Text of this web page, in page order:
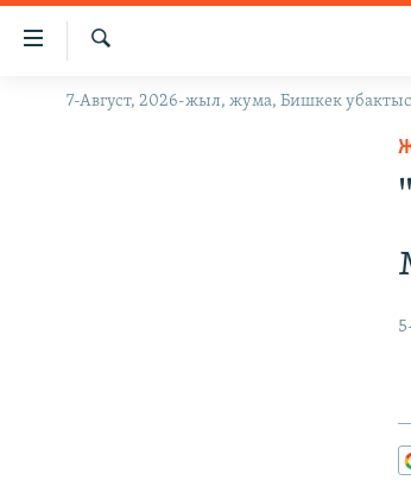
Линктер
Мазмунга
Навигацияга
ЖАҢЫЛЫКТАР
Издөө
7-Август, 2026-жыл, жума, Бишкек